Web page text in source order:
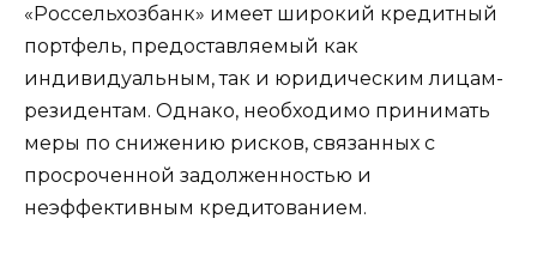
«Россельхозбанк» имеет широкий кредитный
портфель, предоставляемый как
индивидуальным, так и юридическим лицам-
резидентам. Однако, необходимо принимать
меры по снижению рисков, связанных с
просроченной задолженностью и
неэффективным кредитованием.